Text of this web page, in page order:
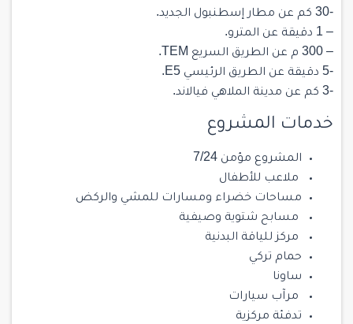
-30 كم عن مطار إسطنبول الجديد.
– 1 دقيقة عن المترو.
– 300 م عن الطريق السريع TEM.
-5 دقيقة عن الطريق الرئيسي E5.
-3 كم عن مدينة الملاهي فيالاند.
خدمات المشروع
المشروع مؤمن 7/24
ملاعب للأطفال
مساحات خضراء ومسارات للمشي والركض
مسابح شتوية وصيفية
مركز للياقة البدنية
حمام تركي
ساونا
مرآب سيارات
تدفئة مركزية